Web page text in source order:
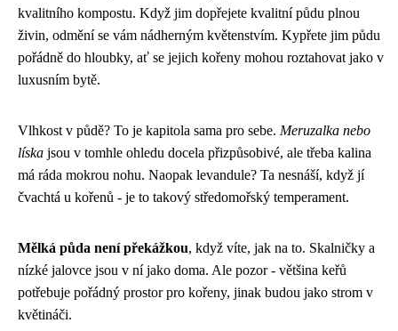
kvalitního kompostu. Když jim dopřejete kvalitní půdu plnou
živin, odmění se vám nádherným květenstvím. Kypřete jim půdu
pořádně do hloubky, ať se jejich kořeny mohou roztahovat jako v
luxusním bytě.
Vlhkost v půdě? To je kapitola sama pro sebe. Meruzalka nebo
líska jsou v tomhle ohledu docela přizpůsobivé, ale třeba kalina
má ráda mokrou nohu. Naopak levandule? Ta nesnáší, když jí
čvachtá u kořenů - je to takový středomořský temperament.
Mělká půda není překážkou, když víte, jak na to. Skalničky a
nízké jalovce jsou v ní jako doma. Ale pozor - většina keřů
potřebuje pořádný prostor pro kořeny, jinak budou jako strom v
květináči.